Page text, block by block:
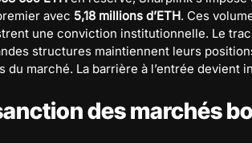
avec 5,18 millions d’ETH. Ces
une conviction institutionnelle. Le
structures maintiennent leurs
du marché. La barrière à l’entrée
des marchés